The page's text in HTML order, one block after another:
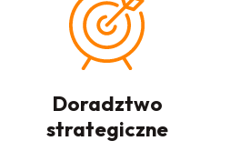
Doradztwo
strategiczne